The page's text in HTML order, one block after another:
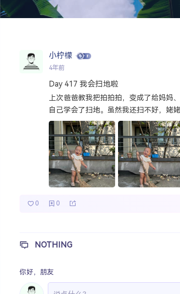
小柠檬
4年前
Day 417 我会扫地啦
上次爸爸教我把拍拍拍，变成了给妈妈
自己学会了扫地。虽然我还扫不好，姥
0 0
NOTHING
你好， 朋友